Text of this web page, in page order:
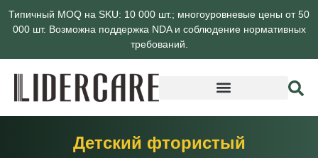
Типичный MOQ на SKU: 10 000 шт.; многоуровневые цены от 50
000 шт. Возможна поддержка NDA и соблюдение нормативных
требований.
Детский фтористый